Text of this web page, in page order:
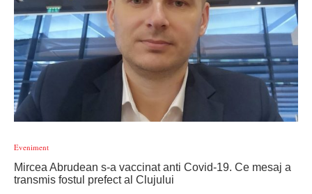
Eveniment
Mircea Abrudean s-a vaccinat anti Covid-19. Ce mesaj a
transmis fostul prefect al Clujului